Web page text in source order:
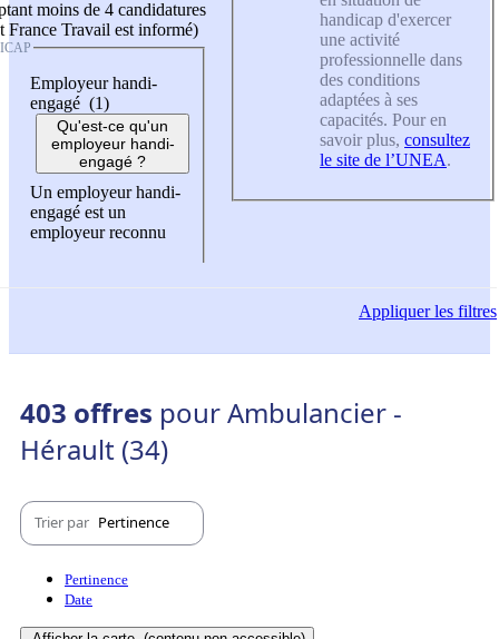
moins de 4 candidatures
France Travail est informé)
Employeur handi-
engagé (1)
Qu'est-ce qu'un
employeur handi-
engagé ?
Un employeur handi-
engagé est un
employeur reconnu
handicap d'exercer
une activité
professionnelle dans
des conditions
adaptées à ses
capacités. Pour en
savoir plus, consultez
le site de l’UNEA.
Appliquerles filtres
403 offres pour Ambulancier -
Hérault (34)
Trier par Pertinence
Pertinence
Date